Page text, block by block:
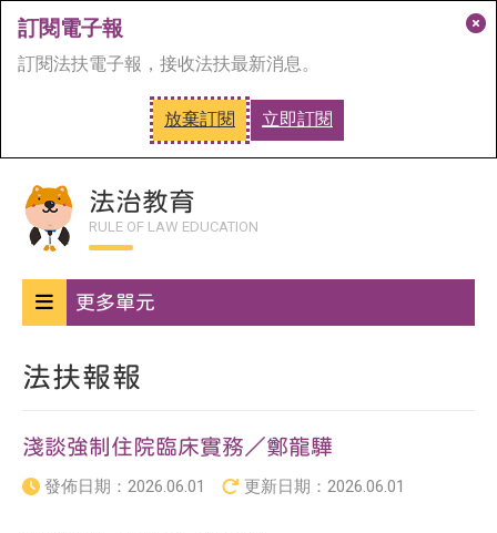
訂閱電子報
訂閱法扶電子報，接收法扶最新消息。
放棄訂閱 立即訂閱
視
法扶報報 淺談強制住院臨床實務／鄭龍驊
法治教育
RULE OF LAW EDUCATION
更多單元
法扶報報
淺談強制住院臨床實務／鄭龍驊
發佈日期： 2026.06.01 更新日期： 2026.06.01